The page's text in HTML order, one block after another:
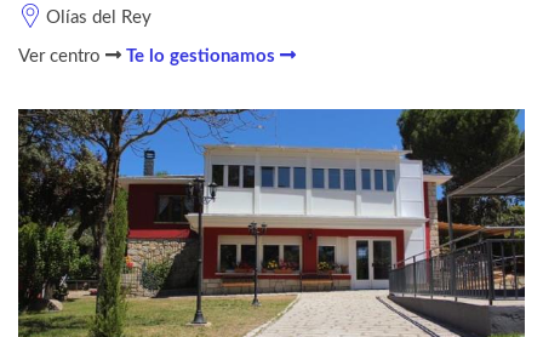
Olías del Rey
Ver centro Te lo gestionamos